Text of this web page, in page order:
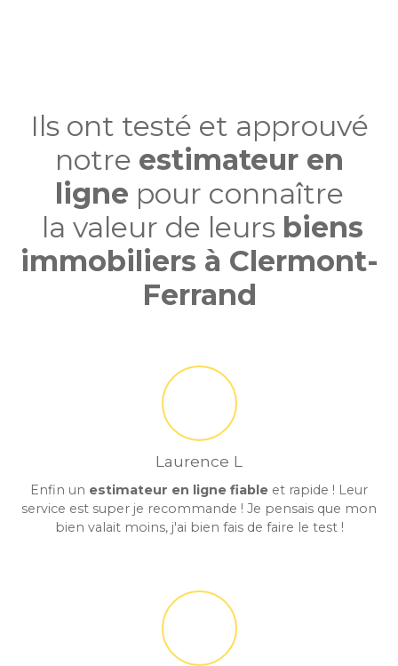
Ils ont testé et approuvé
notre estimateur en
ligne pour connaître
la valeur de leurs biens
immobiliers à Clermont-
Ferrand
Laurence L
Enfin un estimateur en ligne fiable et rapide ! Leur
service est super je recommande ! Je pensais que mon
bien valait moins, j'ai bien fais de faire le test !